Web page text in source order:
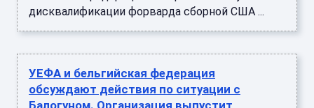
дисквалификации форварда сборной США ...
УЕФА и бельгийская федерация
обсуждают действия по ситуации с